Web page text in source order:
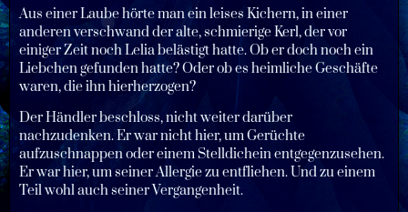
Aus einer Laube hörte man ein leises Kichern, in einer
anderen verschwand der alte, schmierige Kerl, der vor
einiger Zeit noch Lelia belästigt hatte. Ob er doch noch ein
Liebchen gefunden hatte? Oder ob es heimliche Geschäfte
waren, die ihn hierherzogen?
Der Händler beschloss, nicht weiter darüber
nachzudenken. Er war nicht hier, um Gerüchte
aufzuschnappen oder einem Stelldichein entgegenzusehen.
Er war hier, um seiner Allergie zu entfliehen. Und zu einem
Teil wohl auch seiner Vergangenheit.